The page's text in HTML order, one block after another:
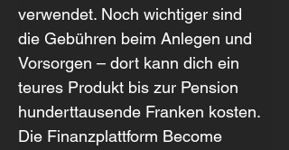
verwendet. Noch wichtiger sind
die Gebühren beim Anlegen und
Vorsorgen – dort kann dich ein
teures Produkt bis zur Pension
hunderttausende Franken kosten.
Die Finanzplattform Become